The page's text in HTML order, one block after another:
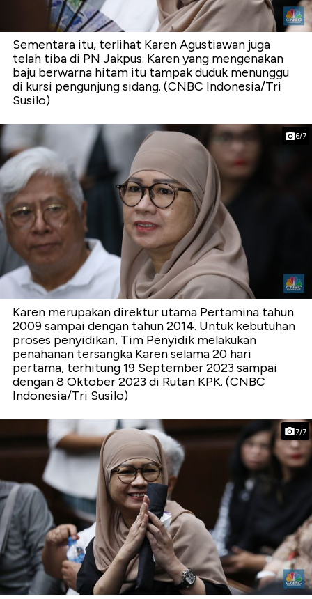
Sementara itu, terlihat Karen Agustiawan juga
telah tiba di PN Jakpus. Karen yang mengenakan
baju berwarna hitam itu tampak duduk menunggu
di kursi pengunjung sidang. (CNBC Indonesia/Tri
Susilo)
6/7
Karen merupakan direktur utama Pertamina tahun
2009 sampai dengan tahun 2014. Untuk kebutuhan
proses penyidikan, Tim Penyidik melakukan
penahanan tersangka Karen selama 20 hari
pertama, terhitung 19 September 2023 sampai
dengan 8 Oktober 2023 di Rutan KPK. (CNBC
Indonesia/Tri Susilo)
7/7